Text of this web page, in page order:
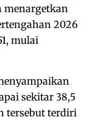
menargetkan
2026
mulai
sekitar 38,5
tersebut terdiri